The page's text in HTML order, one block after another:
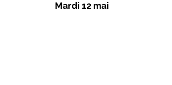
Mardi 12 mai